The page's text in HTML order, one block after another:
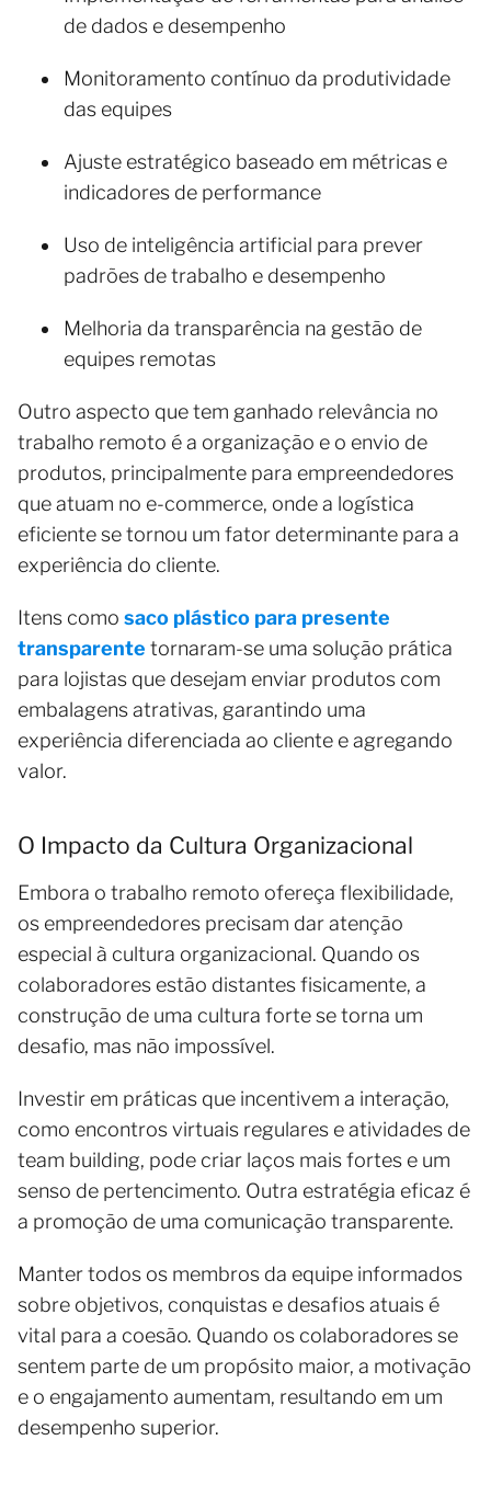
de dados e desempenho
Monitoramento contínuo da produtividade
das equipes
Ajuste estratégico baseado em métricas e
indicadores de performance
Uso de inteligência artificial para prever
padrões de trabalho e desempenho
Melhoria da transparência na gestão de
equipes remotas
Outro aspecto que tem ganhado relevância no
trabalho remoto é a organização e o envio de
produtos, principalmente para empreendedores
que atuam no e-commerce, onde a logística
eficiente se tornou um fator determinante para a
experiência do cliente.
Itens como saco plástico para presente
transparente tornaram-se uma solução prática
para lojistas que desejam enviar produtos com
embalagens atrativas, garantindo uma
experiência diferenciada ao cliente e agregando
valor.
O Impacto da Cultura Organizacional
Embora o trabalho remoto ofereça flexibilidade,
os empreendedores precisam dar atenção
especial à cultura organizacional. Quando os
colaboradores estão distantes fisicamente, a
construção de uma cultura forte se torna um
desafio, mas não impossível.
Investir em práticas que incentivem a interação,
como encontros virtuais regulares e atividades de
team building, pode criar laços mais fortes e um
senso de pertencimento. Outra estratégia eficaz é
a promoção de uma comunicação transparente.
Manter todos os membros da equipe informados
sobre objetivos, conquistas e desafios atuais é
vital para a coesão. Quando os colaboradores se
sentem parte de um propósito maior, a motivação
e o engajamento aumentam, resultando em um
desempenho superior.